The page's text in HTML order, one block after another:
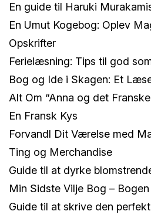
En guide til Haruki
En Umut Kogebog: Oplev
Opskrifter
Ferielæsning: Tips til god
Bog og Ide i Skagen: Et
Alt Om “Anna og det
En Fransk Kys
Forvandl Dit Værelse med
Ting og Merchandise
Guide til at dyrke
Min Sidste Vilje Bog –
Guide til at skrive den